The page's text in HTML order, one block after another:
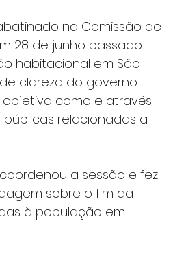
na Comissão de
28 de junho passado.
habitacional em São
clareza do governo
como e através
relacionadas a
a sessão e fez
sobre o fim da
à população em